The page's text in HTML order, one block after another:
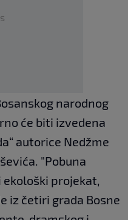
narodnog
će biti izvedena
autorice Nedžme
"Pobuna
projekat,
iz četiri grada Bosne